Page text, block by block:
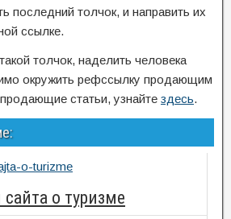
последний толчок, и направить их
ссылке.
толчок, наделить человека
окружить рефссылку продающим
статьи, узнайте здесь.
о туризме